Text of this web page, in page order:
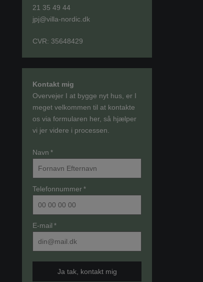
21 35 49 44
jpj@villa-nordic.dk
CVR: 35648429
Kontakt mig
Overvejer I at bygge nyt hus, er I
meget velkommen til at kontakte
os via formularen her, så hjælper
vi jer videre i processen.
Navn *
Telefonnummer *
E-mail *